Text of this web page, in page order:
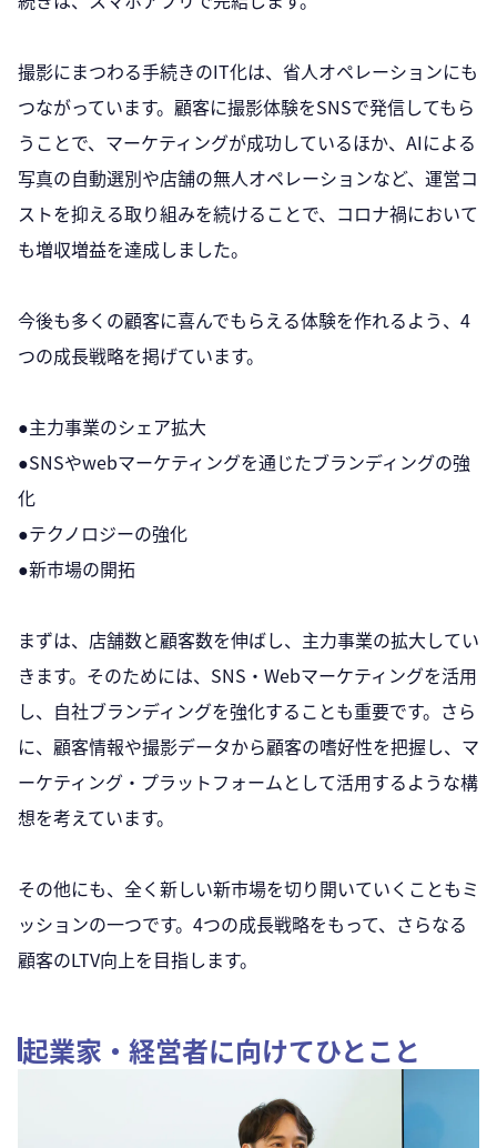
撮影にまつわる手続きのIT化は、省人オペレーションにも
つながっています。顧客に撮影体験をSNSで発信してもら
うことで、マーケティングが成功しているほか、AIによる
写真の自動選別や店舗の無人オペレーションなど、運営コ
ストを抑える取り組みを続けることで、コロナ禍において
も増収増益を達成しました。
今後も多くの顧客に喜んでもらえる体験を作れるよう、4
つの成長戦略を掲げています。
●主力事業のシェア拡大
●SNSやwebマーケティングを通じたブランディングの強
化
●テクノロジーの強化
●新市場の開拓
まずは、店舗数と顧客数を伸ばし、主力事業の拡大してい
きます。そのためには、SNS・Webマーケティングを活用
し、自社ブランディングを強化することも重要です。さら
に、顧客情報や撮影データから顧客の嗜好性を把握し、マ
ーケティング・プラットフォームとして活用するような構
想を考えています。
その他にも、全く新しい新市場を切り開いていくこともミ
ッションの一つです。4つの成長戦略をもって、さらなる
顧客のLTV向上を目指します。
起業家・経営者に向けてひとこと